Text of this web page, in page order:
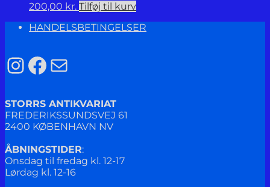
200,00 kr. Tilføj til kurv
HANDELSBETINGELSER
Instagram
Facebook
Mail
STORRS ANTIKVARIAT
FREDERIKSSUNDSVEJ 61
2400 KØBENHAVN NV
ÅBNINGSTIDER:
Onsdag til fredag kl. 12-17
Lørdag kl. 12-16